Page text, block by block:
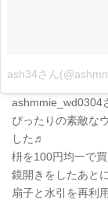
ash34さん
ashmmie_wd0304
ぴったりの素敵な
した♬
枡を100円均一で
鏡開きをしたあと
扇子と水引を再利